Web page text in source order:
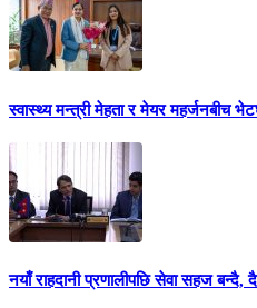
स्वास्थ्य मन्त्री मेहता र मेयर महर्जनबीच
नयाँ राहदानी प्रणालीपछि सेवा सहज बन्दै,